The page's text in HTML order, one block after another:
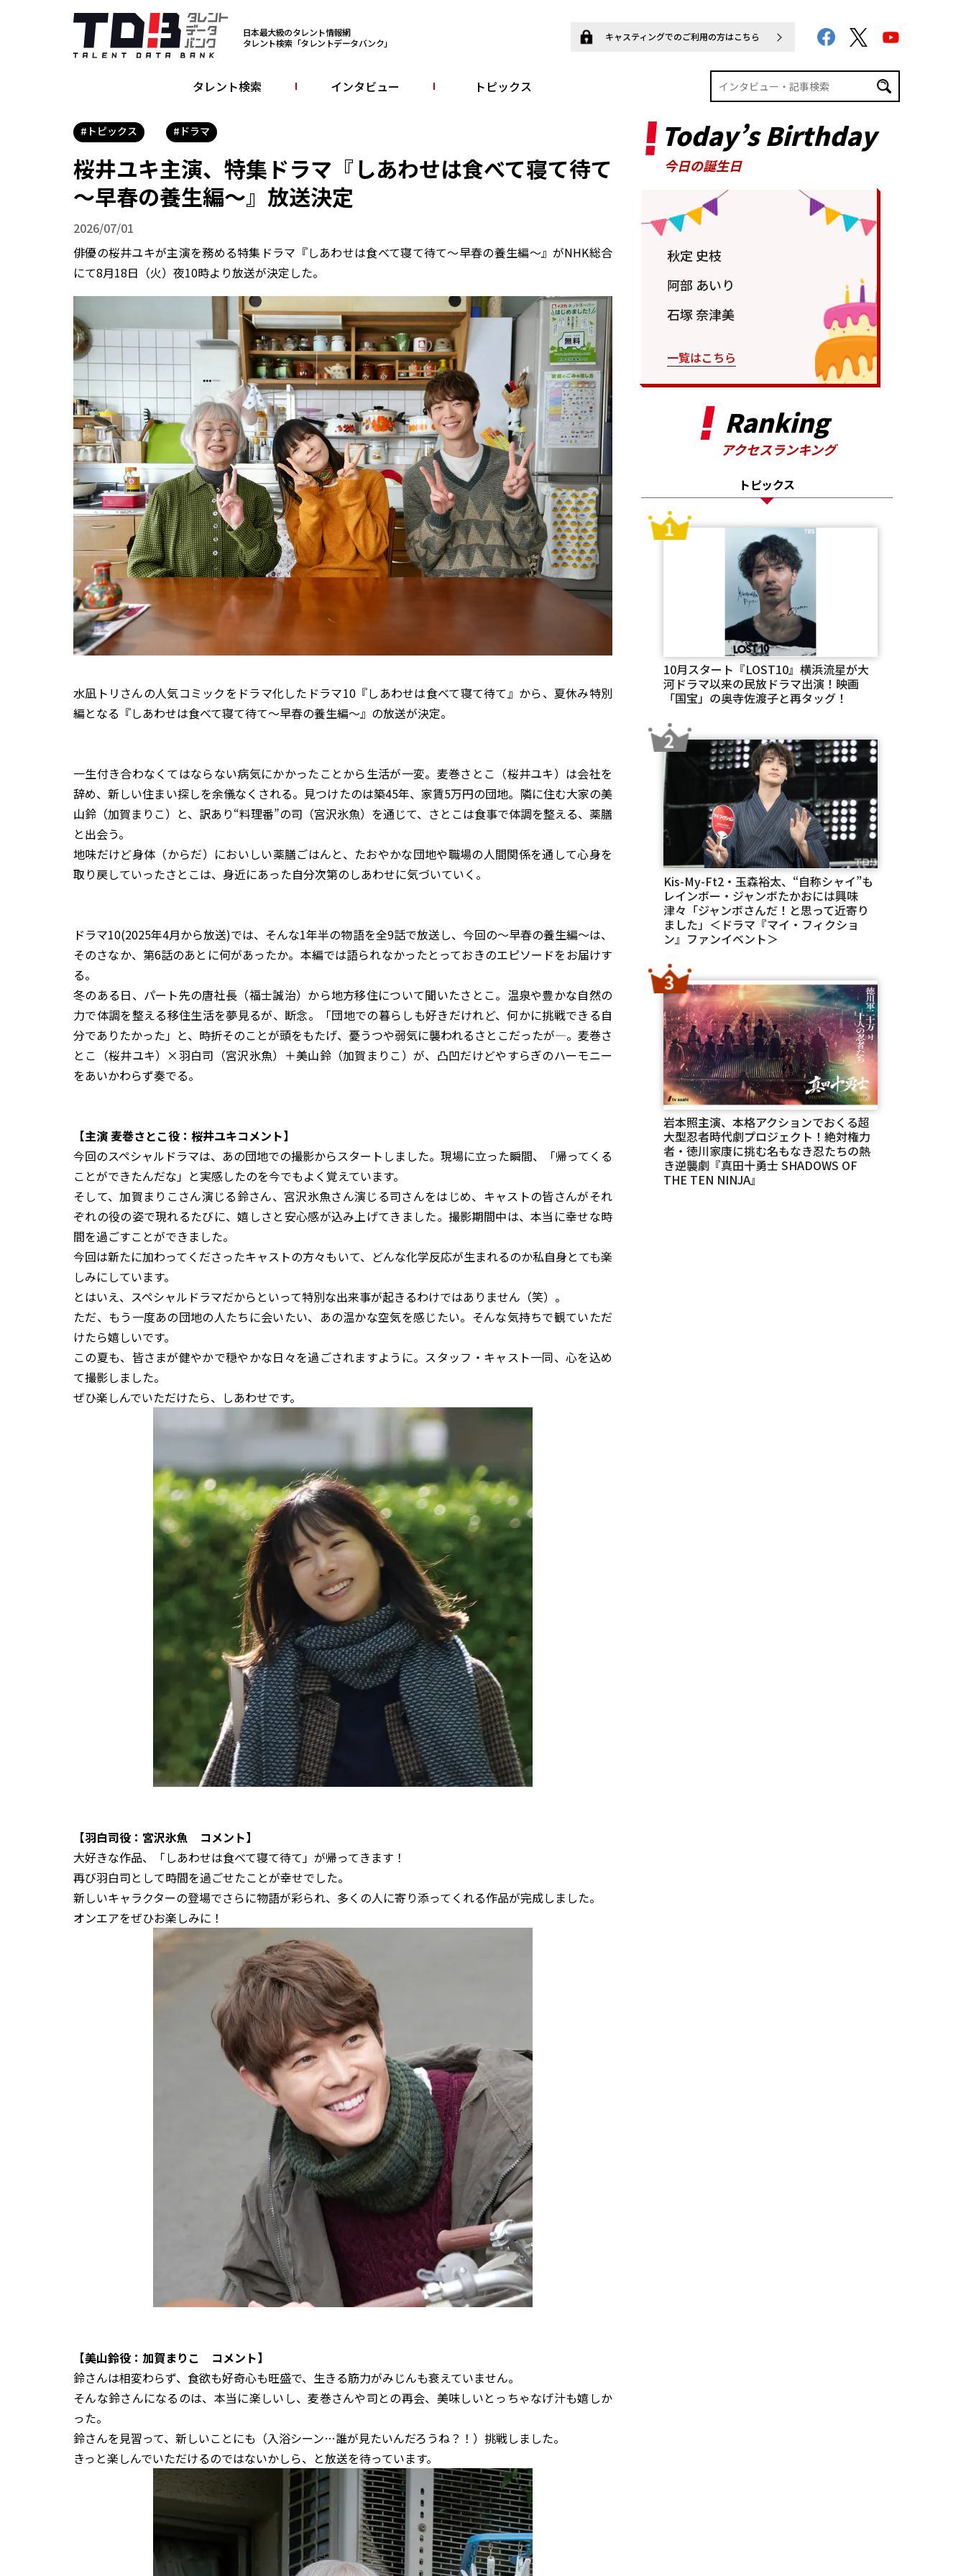
日本最大級のタレント情報網
タレント検索「タレントデータバンク」
キャスティングでのご利用の方はこちら
タレント検索 インタビュー トピックス
#トピックス #ドラマ
桜井ユキ主演、特集ドラマ『しあわせは食べて寝て待て
～早春の養生編～』放送決定
2026/07/01
俳優の桜井ユキが主演を務める特集ドラマ『しあわせは食べて寝て待て～早春の養生編～』がNHK総合
にて8月18日（火）夜10時より放送が決定した。
水凪トリさんの人気コミックをドラマ化したドラマ10『しあわせは食べて寝て待て』から、夏休み特別
編となる『しあわせは食べて寝て待て～早春の養生編～』の放送が決定。
一生付き合わなくてはならない病気にかかったことから生活が一変。麦巻さとこ（桜井ユキ）は会社を
辞め、新しい住まい探しを余儀なくされる。見つけたのは築45年、家賃5万円の団地。隣に住む大家の美
山鈴（加賀まりこ）と、訳あり“料理番”の司（宮沢氷魚）を通じて、さとこは食事で体調を整える、薬膳
と出会う。
地味だけど身体（からだ）においしい薬膳ごはんと、たおやかな団地や職場の人間関係を通して心身を
取り戻していったさとこは、身近にあった自分次第のしあわせに気づいていく。
ドラマ10(2025年4月から放送)では、そんな1年半の物語を全9話で放送し、今回の～早春の養生編～は、
そのさなか、第6話のあとに何があったか。本編では語られなかったとっておきのエピソードをお届けす
る。
冬のある日、パート先の唐社長（福士誠治）から地方移住について聞いたさとこ。温泉や豊かな自然の
力で体調を整える移住生活を夢見るが、断念。「団地での暮らしも好きだけれど、何かに挑戦できる自
分でありたかった」と、時折そのことが頭をもたげ、憂うつや弱気に襲われるさとこだったが―。麦巻さ
とこ（桜井ユキ）×羽白司（宮沢氷魚）＋美山鈴（加賀まりこ）が、凸凹だけどやすらぎのハーモニー
をあいかわらず奏でる。
【主演 麦巻さとこ役：桜井ユキコメント】
今回のスペシャルドラマは、あの団地での撮影からスタートしました。現場に立った瞬間、「帰ってくる
ことができたんだな」と実感したのを今でもよく覚えています。
そして、加賀まりこさん演じる鈴さん、宮沢氷魚さん演じる司さんをはじめ、キャストの皆さんがそれ
ぞれの役の姿で現れるたびに、嬉しさと安心感が込み上げてきました。撮影期間中は、本当に幸せな時
間を過ごすことができました。
今回は新たに加わってくださったキャストの方々もいて、どんな化学反応が生まれるのか私自身とても楽
しみにしています。
とはいえ、スペシャルドラマだからといって特別な出来事が起きるわけではありません（笑）。
ただ、もう一度あの団地の人たちに会いたい、あの温かな空気を感じたい。そんな気持ちで観ていただ
けたら嬉しいです。
この夏も、皆さまが健やかで穏やかな日々を過ごされますように。スタッフ・キャスト一同、心を込め
て撮影しました。
ぜひ楽しんでいただけたら、しあわせです。
【羽白司役：宮沢氷魚 コメント】
大好きな作品、「しあわせは食べて寝て待て」が帰ってきます！
再び羽白司として時間を過ごせたことが幸せでした。
新しいキャラクターの登場でさらに物語が彩られ、多くの人に寄り添ってくれる作品が完成しました。
オンエアをぜひお楽しみに！
【美山鈴役：加賀まりこ コメント】
鈴さんは相変わらず、食欲も好奇心も旺盛で、生きる筋力がみじんも衰えていません。
そんな鈴さんになるのは、本当に楽しいし、麦巻さんや司との再会、美味しいとっちゃなげ汁も嬉しか
った。
鈴さんを見習って、新しいことにも（入浴シーン…誰が見たいんだろうね？！）挑戦しました。
きっと楽しんでいただけるのではないかしら、と放送を待っています。
Today’s Birthday
今日の誕生日
秋定 史枝
阿部 あいり
石塚 奈津美
一覧はこちら
Ranking
アクセスランキング
トピックス
10月スタート『LOST10』横浜流星が大
河ドラマ以来の民放ドラマ出演！映画
「国宝」の奥寺佐渡子と再タッグ！
Kis-My-Ft2・玉森裕太、“自称シャイ”も
レインボー・ジャンボたかおには興味
津々「ジャンボさんだ！と思って近寄り
ました」＜ドラマ『マイ・フィクショ
ン』ファンイベント＞
岩本照主演、本格アクションでおくる超
大型忍者時代劇プロジェクト！絶対権力
者・徳川家康に挑む名もなき忍たちの熱
き逆襲劇『真田十勇士 SHADOWS OF
THE TEN NINJA』